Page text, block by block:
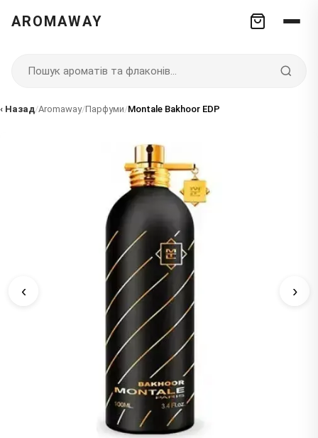
AROMAWAY
‹ Назад/Aromaway/Парфуми/Montale Bakhoor EDP
‹ ›